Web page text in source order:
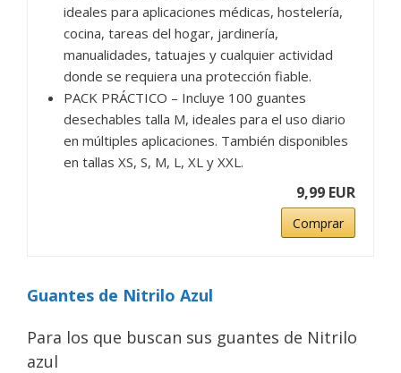
ideales para aplicaciones médicas, hostelería,
cocina, tareas del hogar, jardinería,
manualidades, tatuajes y cualquier actividad
donde se requiera una protección fiable.
PACK PRÁCTICO – Incluye 100 guantes
desechables talla M, ideales para el uso diario
en múltiples aplicaciones. También disponibles
en tallas XS, S, M, L, XL y XXL.
9,99 EUR
Comprar
Guantes de Nitrilo Azul
Para los que buscan sus guantes de Nitrilo
azul